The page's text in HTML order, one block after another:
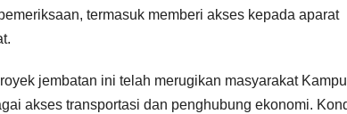
termasuk memberi akses kepada aparat
jembatan ini telah merugikan masyarakat
akses transportasi dan penghubung ekonomi.